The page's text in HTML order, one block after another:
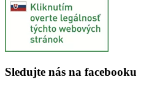
Sledujte nás na facebooku